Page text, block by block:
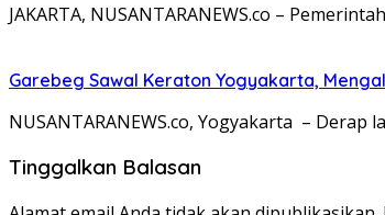
JAKARTA, NUSANTARANEWS.co –
Garebeg Sawal Keraton Yogyakarta,
NUSANTARANEWS.co, Yogyakarta –
Tinggalkan Balasan